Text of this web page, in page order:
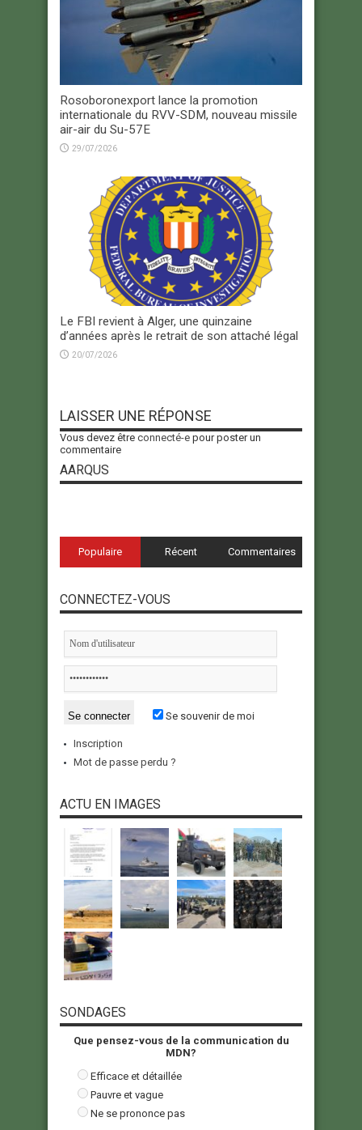
Rosoboronexport lance la promotion
internationale du RVV-SDM, nouveau missile
air-air du Su-57E
29/07/2026
Le FBI revient à Alger, une quinzaine
d’années après le retrait de son attaché légal
20/07/2026
LAISSER UNE RÉPONSE
Vous devez être connecté-e pour poster un
commentaire
AARQUS
Populaire Récent Commentaires
CONNECTEZ-VOUS
Se souvenir de moi
Inscription
Mot de passe perdu ?
ACTU EN IMAGES
SONDAGES
Que pensez-vous de la communication du
MDN?
Efficace et détaillée
Pauvre et vague
Ne se prononce pas